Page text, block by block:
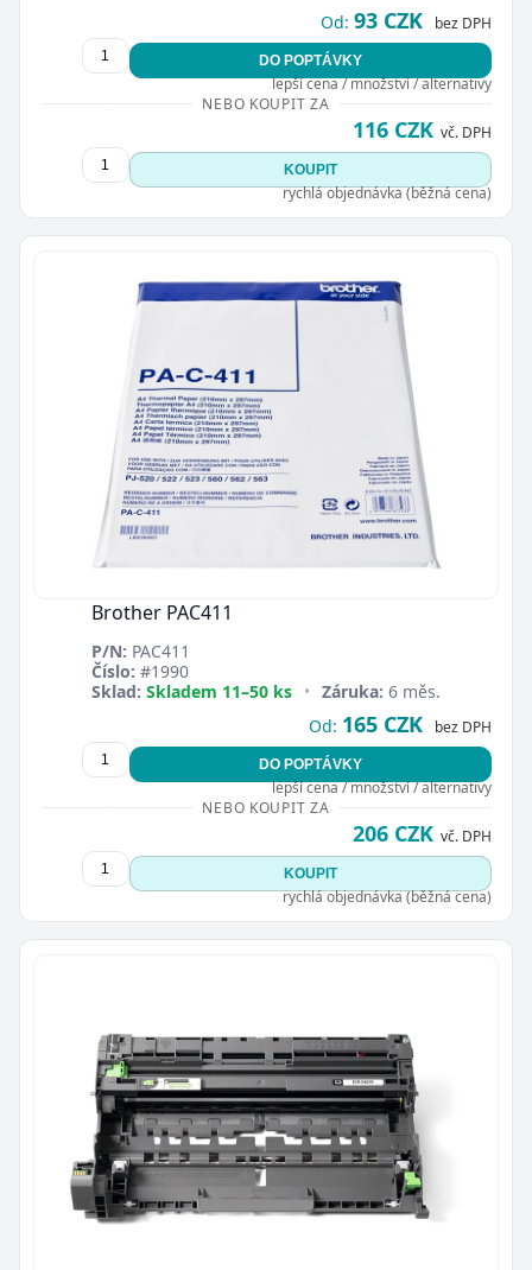
Od: 93 CZK bez DPH
DO POPTÁVKY
lepší cena / množství / alternativy
NEBO KOUPIT ZA
116 CZK vč. DPH
KOUPIT
rychlá objednávka (běžná cena)
Brother PAC411
P/N: PAC411
Číslo: #1990
Sklad: Skladem 11–50 ks • Záruka: 6 měs.
Od: 165 CZK bez DPH
DO POPTÁVKY
lepší cena / množství / alternativy
NEBO KOUPIT ZA
206 CZK vč. DPH
KOUPIT
rychlá objednávka (běžná cena)